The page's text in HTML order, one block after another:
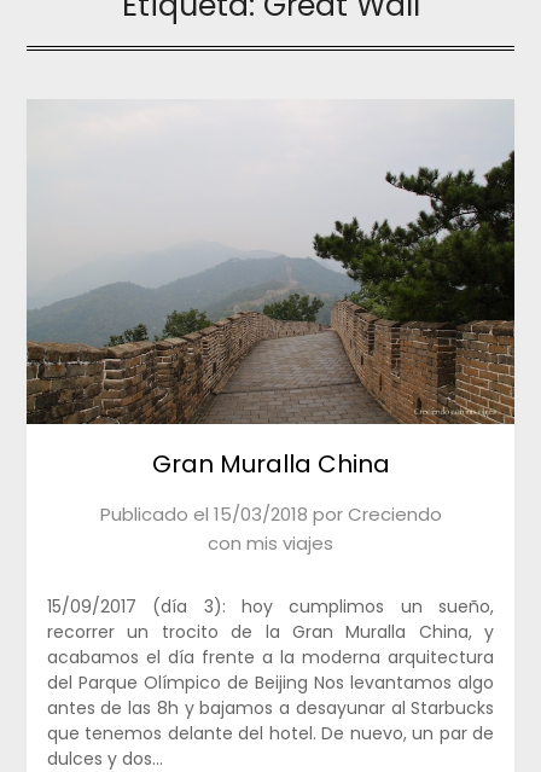
Gran Muralla China
Publicado el 15/03/2018 porCreciendo
con mis viajes
15/09/2017 (día 3): hoy cumplimos un sueño,
recorrer un trocito de la Gran Muralla China, y
acabamos el día frente a la moderna arquitectura
del Parque Olímpico de Beijing Nos levantamos algo
antes de las 8h y bajamos a desayunar al Starbucks
que tenemos delante del hotel. De nuevo, un par de
dulces y dos…